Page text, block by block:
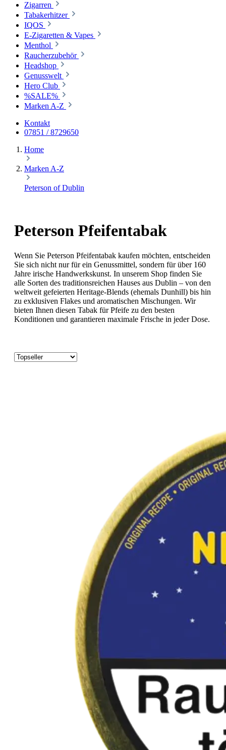
Zigarren
Tabakerhitzer
IQOS
E-Zigaretten & Vapes
Menthol
Raucherzubehör
Headshop
Genusswelt
Hero Club
%SALE%
Marken A-Z
Kontakt
07851 / 8729650
Home
Marken A-Z
Peterson of Dublin
Peterson Pfeifentabak
Wenn Sie Peterson Pfeifentabak kaufen möchten, entscheiden
Sie sich nicht nur für ein Genussmittel, sondern für über 160
Jahre irische Handwerkskunst. In unserem Shop finden Sie
alle Sorten des traditionsreichen Hauses aus Dublin – von den
weltweit gefeierten Heritage-Blends (ehemals Dunhill) bis hin
zu exklusiven Flakes und aromatischen Mischungen. Wir
bieten Ihnen diesen Tabak für Pfeife zu den besten
Konditionen und garantieren maximale Frische in jeder Dose.